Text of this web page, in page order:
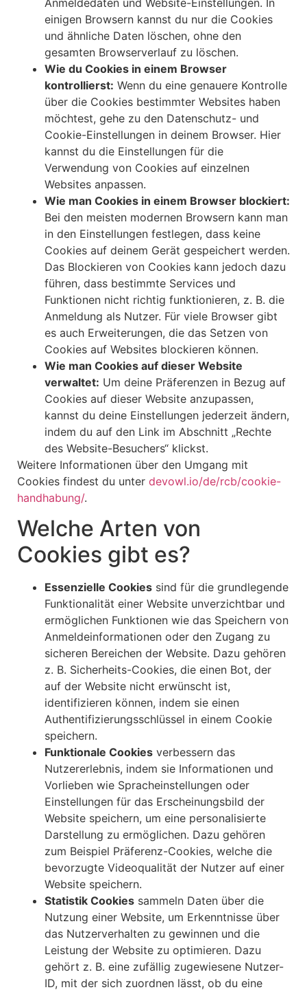
einigen Browsern kannst du nur die Cookies
und ähnliche Daten löschen, ohne den
gesamten Browserverlauf zu löschen.
Wie du Cookies in einem Browser
kontrollierst: Wenn du eine genauere Kontrolle
über die Cookies bestimmter Websites haben
möchtest, gehe zu den Datenschutz- und
Cookie-Einstellungen in deinem Browser. Hier
kannst du die Einstellungen für die
Verwendung von Cookies auf einzelnen
Websites anpassen.
Wie man Cookies in einem Browser blockiert:
Bei den meisten modernen Browsern kann man
in den Einstellungen festlegen, dass keine
Cookies auf deinem Gerät gespeichert werden.
Das Blockieren von Cookies kann jedoch dazu
führen, dass bestimmte Services und
Funktionen nicht richtig funktionieren, z. B. die
Anmeldung als Nutzer. Für viele Browser gibt
es auch Erweiterungen, die das Setzen von
Cookies auf Websites blockieren können.
Wie man Cookies auf dieser Website
verwaltet: Um deine Präferenzen in Bezug auf
Cookies auf dieser Website anzupassen,
kannst du deine Einstellungen jederzeit ändern,
indem du auf den Link im Abschnitt „Rechte
des Website-Besuchers“ klickst.
Weitere Informationen über den Umgang mit
Cookies findest du unter devowl.io/de/rcb/cookie-
handhabung/.
Welche Arten von
Cookies gibt es?
Essenzielle Cookies sind für die grundlegende
Funktionalität einer Website unverzichtbar und
ermöglichen Funktionen wie das Speichern von
Anmeldeinformationen oder den Zugang zu
sicheren Bereichen der Website. Dazu gehören
z. B. Sicherheits-Cookies, die einen Bot, der
auf der Website nicht erwünscht ist,
identifizieren können, indem sie einen
Authentifizierungsschlüssel in einem Cookie
speichern.
Funktionale Cookies verbessern das
Nutzererlebnis, indem sie Informationen und
Vorlieben wie Spracheinstellungen oder
Einstellungen für das Erscheinungsbild der
Website speichern, um eine personalisierte
Darstellung zu ermöglichen. Dazu gehören
zum Beispiel Präferenz-Cookies, welche die
bevorzugte Videoqualität der Nutzer auf einer
Website speichern.
Statistik Cookies sammeln Daten über die
Nutzung einer Website, um Erkenntnisse über
das Nutzerverhalten zu gewinnen und die
Leistung der Website zu optimieren. Dazu
gehört z. B. eine zufällig zugewiesene Nutzer-
ID, mit der sich zuordnen lässt, ob du eine